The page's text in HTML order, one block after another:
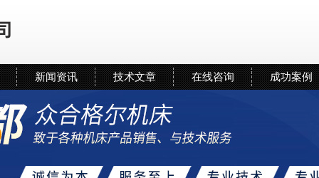
新闻资讯 技术文章 在线咨询 成功案例